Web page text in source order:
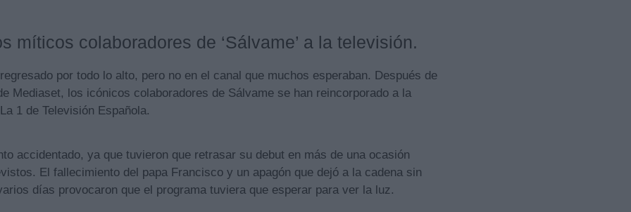
míticos colaboradores de ‘Sálvame’ a la televisión.
por todo lo alto, pero no en el canal que muchos esperaban. Después de
Mediaset, los icónicos colaboradores de Sálvame se han reincorporado a la
1 de Televisión Española.
accidentado, ya que tuvieron que retrasar su debut en más de una ocasión
El fallecimiento del papa Francisco y un apagón que dejó a la cadena sin
días provocaron que el programa tuviera que esperar para ver la luz.